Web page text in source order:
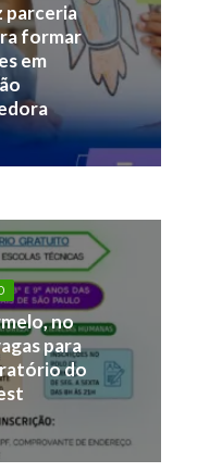
formar
em
no
para
do